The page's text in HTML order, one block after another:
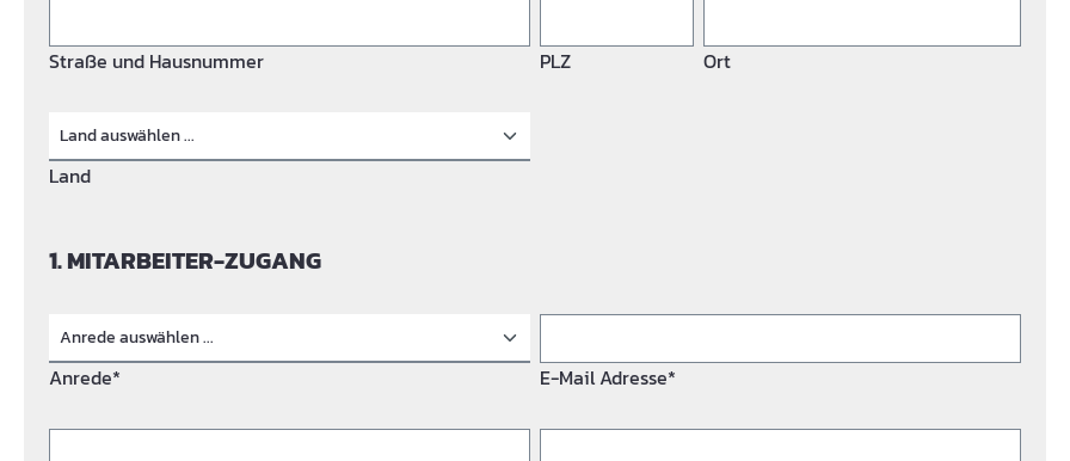
Straße und Hausnummer PLZ Ort
Land
1. MITARBEITER-ZUGANG
Anrede* E-Mail Adresse*